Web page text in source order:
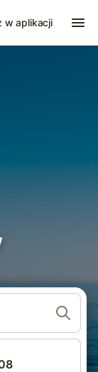
w aplikacji